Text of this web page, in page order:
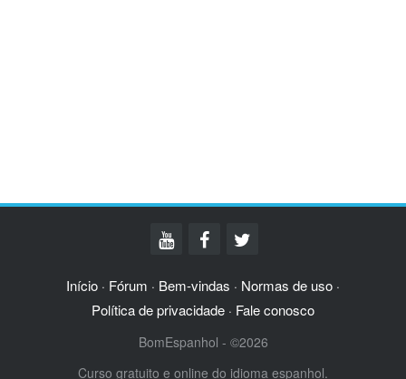
Início · Fórum · Bem-vindas · Normas de uso ·
Política de privacidade · Fale conosco
BomEspanhol - ©2026
Curso gratuito e online do idioma espanhol.